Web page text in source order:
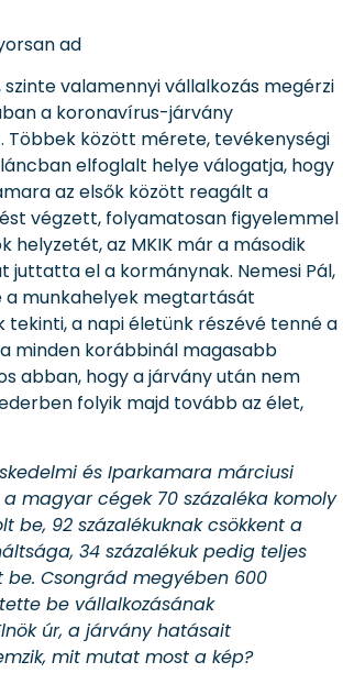
ad
szinte valamennyi vállalkozás megérzi
a koronavírus-járvány
Többek között mérete, tevékenységi
elfoglalt helye válogatja, hogy
az elsők között reagált a
végzett, folyamatosan figyelemmel
helyzetét, az MKIK már a második
juttatta el a kormánynak. Nemesi Pál,
a munkahelyek megtartását
tekinti, a napi életünk részévé tenné a
minden korábbinál magasabb
abban, hogy a járvány után nem
folyik majd tovább az élet,
és Iparkamara márciusi
magyar cégek 70 százaléka komoly
be, 92 százalékuknak csökkent a
34 százalékuk pedig teljes
be. Csongrád megyében 600
be vállalkozásának
úr, a járvány hatásait
mit mutat most a kép?